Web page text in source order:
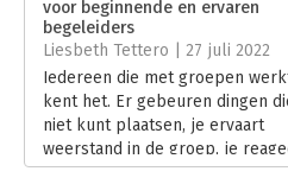
Hoofdrubriek:
voor beginnende en ervaren
begeleiders
Liesbeth Tettero | 27 juli 2022
Iedereen die met groepen
kent het. Er gebeuren dingen
niet kunt plaatsen, je ervaart
weerstand in de groep, je
heftig op die ene deelnemer